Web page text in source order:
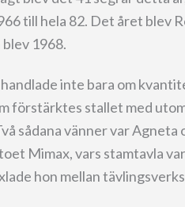
till hela 82. Det året blev
blev 1968.
inte bara om
förstärktes stallet med
sådana vänner var
Mimax, vars stamtavla
hon mellan